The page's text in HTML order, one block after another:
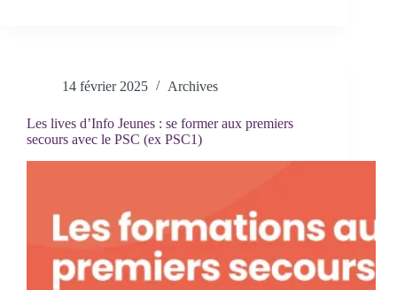
14 février 2025 Archives
Les lives d’Info Jeunes : se former aux premiers
secours avec le PSC (ex PSC1)